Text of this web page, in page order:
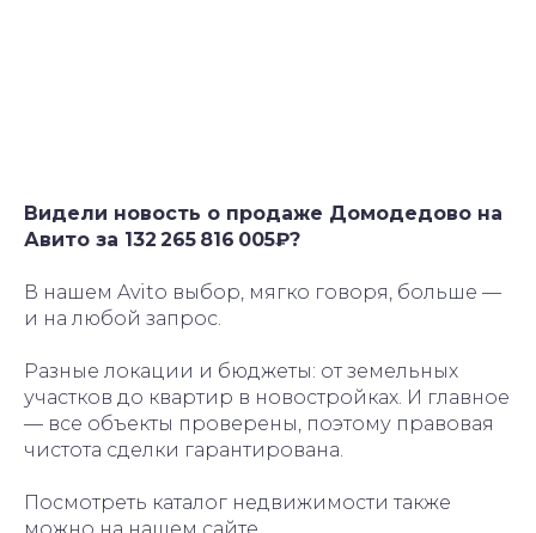
Видели новость о продаже Домодедово на
Авито за 132 265 816 005₽?
В нашем Avito выбор, мягко говоря, больше —
и на любой запрос.
Разные локации и бюджеты: от земельных
участков до квартир в новостройках. И главное
— все объекты проверены, поэтому правовая
чистота сделки гарантирована.
Посмотреть каталог недвижимости также